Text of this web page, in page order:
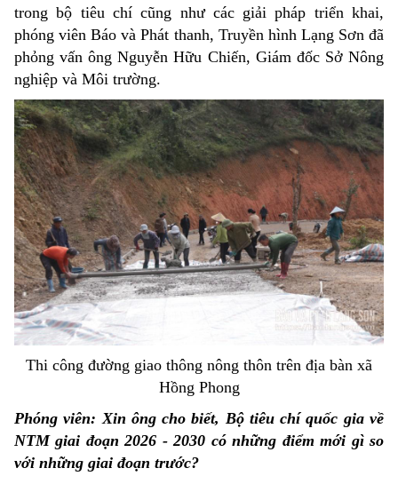
trong bộ tiêu chí cũng như các giải pháp triển khai,
phóng viên Báo và Phát thanh, Truyền hình Lạng Sơn đã
phỏng vấn ông Nguyễn Hữu Chiến, Giám đốc Sở Nông
nghiệp và Môi trường.
Thi công đường giao thông nông thôn trên địa bàn xã
Hồng Phong
Phóng viên: Xin ông cho biết, Bộ tiêu chí quốc gia về
NTM giai đoạn 2026 - 2030 có những điểm mới gì so
với những giai đoạn trước?